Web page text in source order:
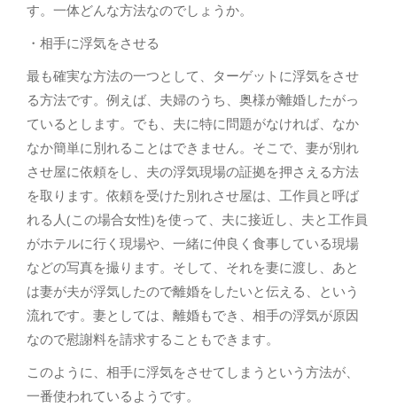
す。一体どんな方法なのでしょうか。
・相手に浮気をさせる
最も確実な方法の一つとして、ターゲットに浮気をさせ
る方法です。例えば、夫婦のうち、奥様が離婚したがっ
ているとします。でも、夫に特に問題がなければ、なか
なか簡単に別れることはできません。そこで、妻が別れ
させ屋に依頼をし、夫の浮気現場の証拠を押さえる方法
を取ります。依頼を受けた別れさせ屋は、工作員と呼ば
れる人(この場合女性)を使って、夫に接近し、夫と工作員
がホテルに行く現場や、一緒に仲良く食事している現場
などの写真を撮ります。そして、それを妻に渡し、あと
は妻が夫が浮気したので離婚をしたいと伝える、という
流れです。妻としては、離婚もでき、相手の浮気が原因
なので慰謝料を請求することもできます。
このように、相手に浮気をさせてしまうという方法が、
一番使われているようです。